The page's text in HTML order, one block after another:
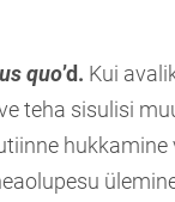
quo’d. Kui
teha sisulisi
hukkamine